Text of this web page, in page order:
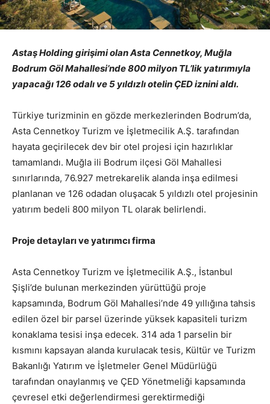
Astaş Holding girişimi olan Asta Cennetkoy, Muğla
Bodrum Göl Mahallesi’nde 800 milyon TL’lik yatırımıyla
yapacağı 126 odalı ve 5 yıldızlı otelin ÇED iznini aldı.
Türkiye turizminin en gözde merkezlerinden Bodrum’da,
Asta Cennetkoy Turizm ve İşletmecilik A.Ş. tarafından
hayata geçirilecek dev bir otel projesi için hazırlıklar
tamamlandı. Muğla ili Bodrum ilçesi Göl Mahallesi
sınırlarında, 76.927 metrekarelik alanda inşa edilmesi
planlanan ve 126 odadan oluşacak 5 yıldızlı otel projesinin
yatırım bedeli 800 milyon TL olarak belirlendi.
Proje detayları ve yatırımcı firma
Asta Cennetkoy Turizm ve İşletmecilik A.Ş., İstanbul
Şişli’de bulunan merkezinden yürüttüğü proje
kapsamında, Bodrum Göl Mahallesi’nde 49 yıllığına tahsis
edilen özel bir parsel üzerinde yüksek kapasiteli turizm
konaklama tesisi inşa edecek. 314 ada 1 parselin bir
kısmını kapsayan alanda kurulacak tesis, Kültür ve Turizm
Bakanlığı Yatırım ve İşletmeler Genel Müdürlüğü
tarafından onaylanmış ve ÇED Yönetmeliği kapsamında
çevresel etki değerlendirmesi gerektirmediği